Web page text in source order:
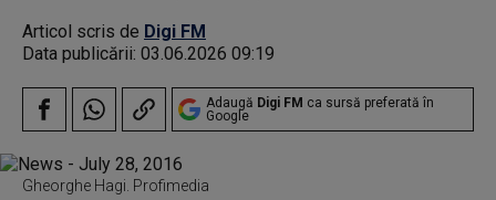
Articol scris de Digi FM
Data publicării: 03.06.2026 09:19
Adaugă Digi FM ca sursă preferată în
Google
Gheorghe Hagi. Profimedia